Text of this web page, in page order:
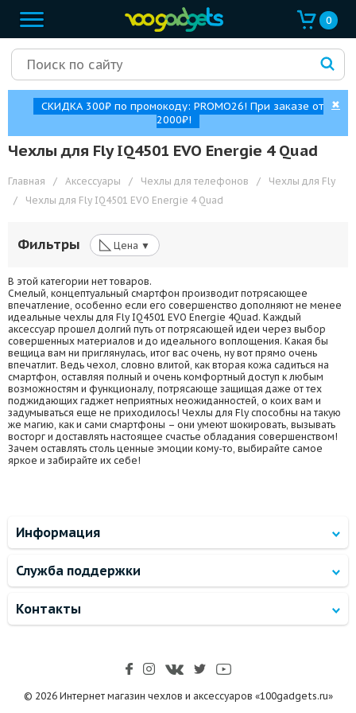
0
СКИДКА 300₽ по промокоду: PROMO26! При заказе от
2000₽!
✖
Чехлы для Fly IQ4501 EVO Energie 4 Quad
Главная / Аксессуары / Чехлы для телефонов /
Чехлы для Fly
/
Чехлы для Fly IQ4501 EVO Energie 4 Quad
Фильтры ◺ Цена ▼
В этой категории нет товаров.
Смелый, концептуальный смартфон производит потрясающее
впечатление, особенно если его совершенство дополняют не менее
идеальные чехлы для Fly IQ4501 EVO Energie 4Quad. Каждый
аксессуар прошел долгий путь от потрясающей идеи через выбор
совершенных материалов и до идеального воплощения. Какая бы
вещица вам ни приглянулась, итог вас очень, ну вот прямо очень
впечатлит. Ведь чехол, словно влитой, как вторая кожа садиться на
смартфон, оставляя полный и очень комфортный доступ к любым
возможностям и функционалу, потрясающе защищая даже от тех
поджидающих гаджет неприятных неожиданностей, о коих вам и
задумываться еще не приходилось! Чехлы для Fly способны на такую
же магию, как и сами смартфоны – они умеют шокировать, вызывать
восторг и доставлять настоящее счастье обладания совершенством!
Зачем оставлять столь ценные эмоции кому-то, выбирайте самое
яркое и забирайте их себе!
Информация
Служба поддержки
Контакты
© 2026 Интернет магазин чехлов и аксессуаров «100gadgets.ru»